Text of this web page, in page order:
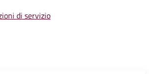
di servizio